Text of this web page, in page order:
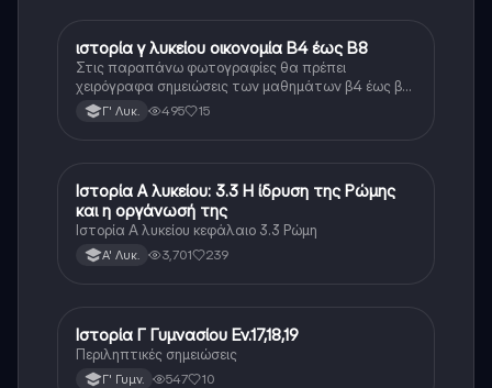
Ιστορία
ιστορία γ λυκείου οικονομία Β4 έως Β8
Στις παραπάνω φωτογραφίες θα πρέπει
χειρόγραφα σημειώσεις των μαθημάτων β4 έως β8
της οικονομίας της ιστορίας γ λυκείου οι σημειώσεις
αυτές είναι ίδιες ή αρκετά κοντά στο πρωτότυπο
Γ' Λυκ. 495 15
Ιστορία
Ιστορία Α λυκείου: 3.3 Η ίδρυση της Ρώμης
και η οργάνωσή της
Ιστορία Α λυκείου κεφάλαιο 3.3 Ρώμη
Α' Λυκ. 3,701 239
Ιστορία
Ιστορία Γ Γυμνασίου Εν.17,18,19
Περιληπτικές σημειώσεις
Γ' Γυμν. 547 10